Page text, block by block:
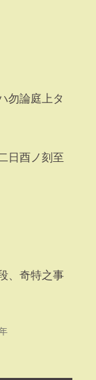
勿論庭上タ
日酉ノ刻至
、奇特之事